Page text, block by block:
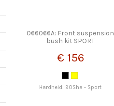
066066A: Front suspension
bush kit SPORT
€ 156
Hardheid: 90Sha - Sport